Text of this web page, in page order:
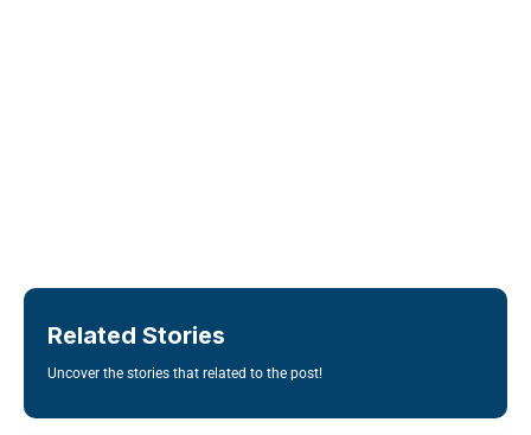
Related Stories
Uncover the stories that related to the post!